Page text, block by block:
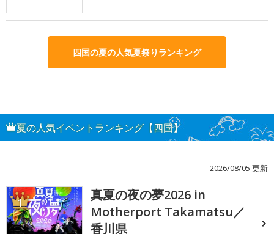
四国の夏の人気夏祭りランキング
夏の人気イベントランキング【四国】
2026/08/05 更新
1
真夏の夜の夢2026 in
Motherport Takamatsu／
香川県